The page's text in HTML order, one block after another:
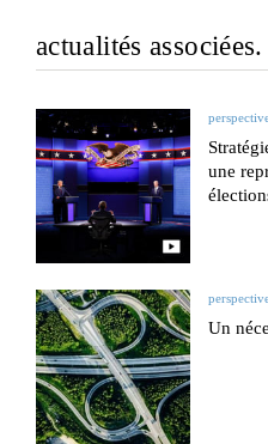
actualités associées.
une
Un